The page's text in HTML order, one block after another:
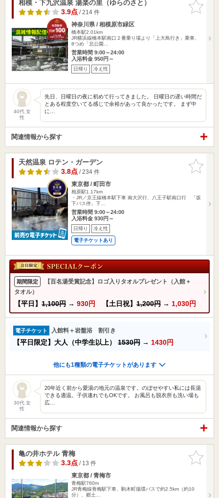
お気に入
りに追加
相模・下九沢温泉 湯楽の里（ゆらのさと）
3.9点/ 214 件
神奈川県 / 相模原市緑区
橋本駅2.01km
JR横浜線橋本駅南口２番乗り場より「上大島行き」乗車、
8つめ「北公園…
営業時間 9:00～24:00
入浴料金 950円～
日帰り 冷え性
40代 女
性
先日、日曜日の夜に初めて行ってきました。 日曜日の遅い時間だ
とある程度空いてる感じで余裕があって良かったです。 まず中
に…
関連情報から探す
お気に入
りに追加
天然温泉 ロテン・ガーデン
3.8点/ 234 件
東京都 / 町田市
相原駅1.17km
・JR／京王線橋本駅下車 南大沢行、八王子駅南口行 「坂
下バス停」下…
営業時間 9:00～24:00
入浴料金 930円～
日帰り 冷え性
電子チケットあり
期間限定
【百名湯受賞記念】ロゴ入りタオルプレゼント（入館＋
タオル）
【平日】 1,100円 → 930円 【土日祝】 1,200円 → 1,030円
電子チケット 入館料＋岩盤浴 割引き
【平日限定】大人（中学生以上） 1530円 → 1430円
他にも1種類の電子チケットがあります
30代 女
性
20年近く前から愛湯の地元の温泉です。のぼせやすい私には長湯
できる適温。子供連れでもOKです。 お風呂も脱衣所も洗い場も
広…
関連情報から探す
お気に入
りに追加
亀の井ホテル 青梅
3.3点/ 13 件
東京都 / 青梅市
青梅駅760m
JR青梅線青梅駅下車、駒木町循環バスで約2.5km（約10
分）、郷土…